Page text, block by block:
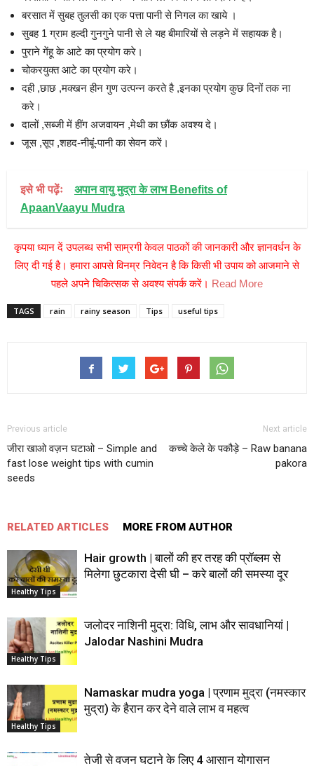
बरसात में सुबह तुलसी का एक पत्ता पानी से निगल का खाये ।
सुबह 1 ग्राम हल्दी गुनगुने पानी से ले यह बीमारियों से लड़ने में सहायक है।
पुराने गेंहू के आटे का प्रयोग करे।
चोकरयुक्त आटे का प्रयोग करे।
दही ,छाछ ,मक्खन हीन गुण उत्पन्न करते है ,इनका प्रयोग कुछ दिनों तक ना
करे।
दालों ,सब्जी में हींग अजवायन ,मेथी का छौंक अवश्य दे।
जूस ,सूप ,शहद-नीबूं-पानी का सेवन करें।
इसे भी पढ़ेंः
अपान वायु मुद्रा के लाभ Benefits of
ApaanVaayu Mudra
कृपया ध्यान दें उपलब्ध सभी साम्रगी केवल पाठकों की जानकारी और ज्ञानवर्धन के
लिए दी गई है। हमारा आपसे विनम्र निवेदन है कि किसी भी उपाय को आजमाने से
पहले अपने चिकित्सक से अवश्य संपर्क करें। Read More
TAGS rain rainy season Tips useful tips
Previous article
जीरा खाओ वज़न घटाओ – Simple and
fast lose weight tips with cumin
seeds
Next article
कच्चे केले के पकौड़े – Raw banana
pakora
RELATED ARTICLES MORE FROM AUTHOR
Healthy Tips
Hair growth | बालों की हर तरह की प्रॉब्लम से
मिलेगा छुटकारा देसी घी – करे बालों की समस्या दूर
Healthy Tips
जलोदर नाशिनी मुद्रा: विधि, लाभ और सावधानियां |
Jalodar Nashini Mudra
Healthy Tips
Namaskar mudra yoga | प्रणाम मुद्रा (नमस्कार
मुद्रा) के हैरान कर देने वाले लाभ व महत्व
तेजी से वजन घटाने के लिए 4 आसान योगासन